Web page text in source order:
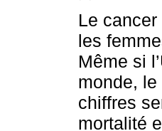
Le
les
Même si
monde,
chiffres
mortalité